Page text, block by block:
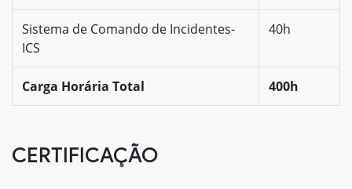
Sistema de Comando de Incidentes-
ICS
40h
Carga Horária Total 400h
CERTIFICAÇÃO